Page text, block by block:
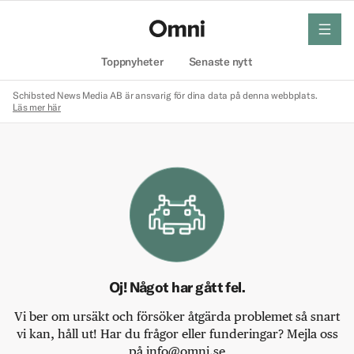
Toppnyheter Senaste nytt
meny
Schibsted News Media AB är ansvarig för dina data på denna webbplats.
Läs mer här
Oj! Något har gått fel.
Vi ber om ursäkt och försöker åtgärda problemet så snart
vi kan, håll ut! Har du frågor eller funderingar? Mejla oss